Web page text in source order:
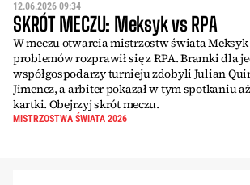
12.06.2026 09:34
SKRÓT MECZU: Meksyk vs RPA
W meczu otwarcia mistrzostw świata
problemów rozprawił się z RPA. Bramki dla
współgospodarzy turnieju zdobyli Julian
Jimenez, a arbiter pokazał w tym spotkaniu
kartki. Obejrzyj skrót meczu.
MISTRZOSTWA ŚWIATA 2026